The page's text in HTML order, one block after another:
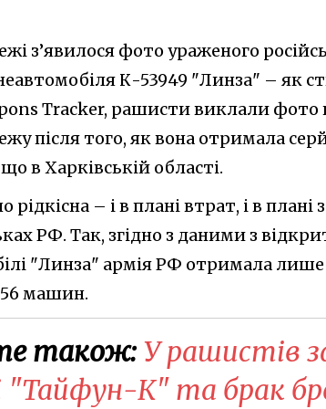
з’явилося фото ураженого
К-53949 "Линза" – як
Tracker, рашисти виклали
після того, як вона отримала
в Харківській області.
– і в плані втрат, і в плані
РФ. Так, згідно з даними з
"Линза" армія РФ отримала лише
машин.
також: У рашистів
"Тайфун-К" та брак